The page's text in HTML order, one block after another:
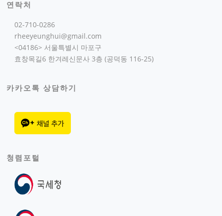
연락처
02-710-0286
rheeyeunghui@gmail.com
<04186> 서울특별시 마포구
효창목길6 한겨레신문사 3층 (공덕동 116-25)
카카오톡 상담하기
청렴포털